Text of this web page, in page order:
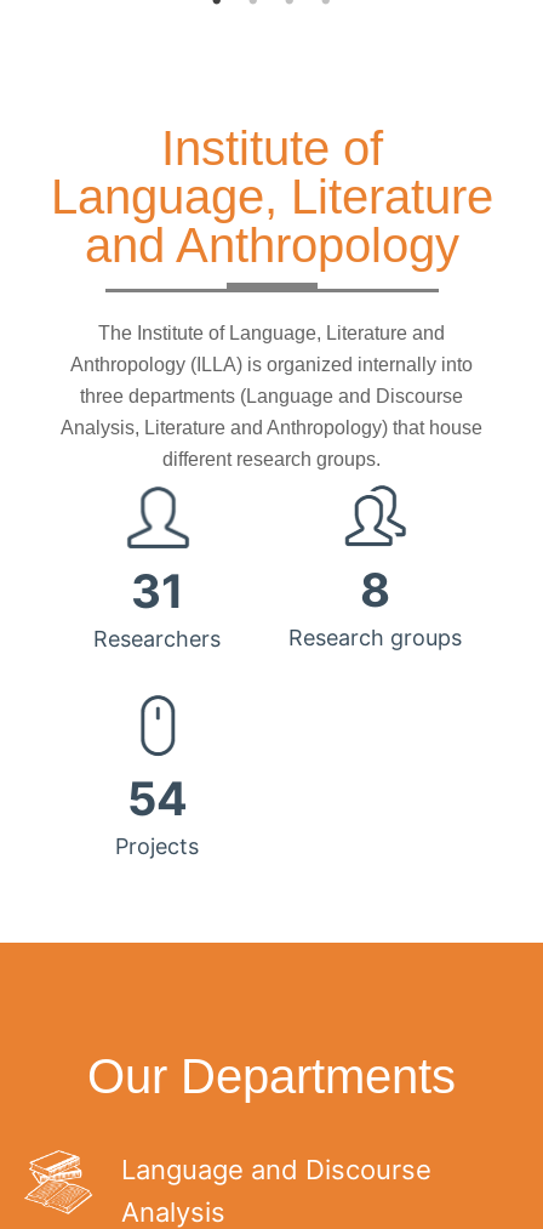
Institute of
Language, Literature
and Anthropology
The Institute of Language, Literature and
Anthropology (ILLA) is organized internally into
three departments (Language and Discourse
Analysis, Literature and Anthropology) that house
different research groups.
31
Researchers
8
Research groups
54
Projects
Our Departments
Language and Discourse
Analysis